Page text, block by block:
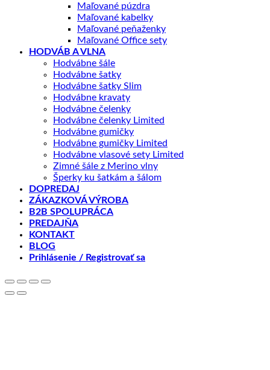
Maľované púzdra
Maľované kabelky
Maľované peňaženky
Maľované Office sety
HODVÁB A VLNA
Hodvábne šále
Hodvábne šatky
Hodvábne šatky Slim
Hodvábne kravaty
Hodvábne čelenky
Hodvábne čelenky Limited
Hodvábne gumičky
Hodvábne gumičky Limited
Hodvábne vlasové sety Limited
Zimné šále z Merino vlny
Šperky ku šatkám a šálom
DOPREDAJ
ZÁKAZKOVÁ VÝROBA
B2B SPOLUPRÁCA
PREDAJŇA
KONTAKT
BLOG
Prihlásenie / Registrovať sa